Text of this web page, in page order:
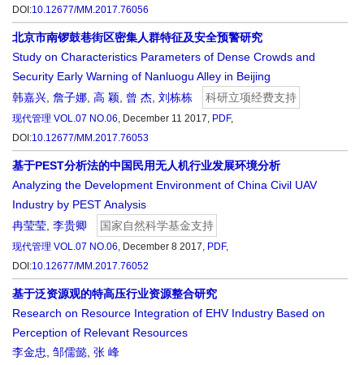
DOI:10.12677/MM.2017.76056
北京市南锣鼓巷街区密集人群特征及安全预警研究
Study on Characteristics Parameters of Dense Crowds and
Security Early Warning of Nanluogu Alley in Beijing
韩嘉兴 詹子娜 高 颖 曾 杰 刘栋栋 科研立项经费支持
现代管理 VOL.07 NO.06, December 11 2017, PDF,
DOI:10.12677/MM.2017.76053
基于PEST分析法的中国民用无人机行业发展环境分析
Analyzing the Development Environment of China Civil UAV
Industry by PEST Analysis
冉莹莹 李贵卿 国家自然科学基金支持
现代管理 VOL.07 NO.06, December 8 2017, PDF,
DOI:10.12677/MM.2017.76052
基于泛资源观的特高压行业资源整合研究
Research on Resource Integration of EHV Industry Based on
Perception of Relevant Resources
李金忠 邹儒懿 张 峰